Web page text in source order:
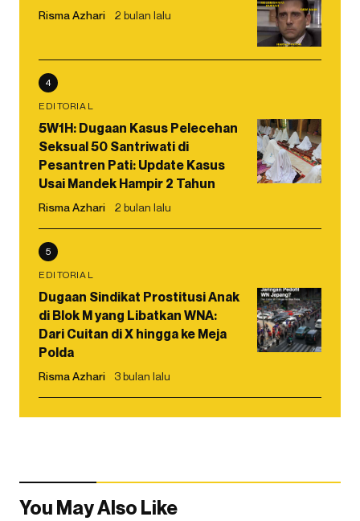
Risma Azhari 2 bulan lalu
4
EDITORIAL
5W1H: Dugaan Kasus Pelecehan
Seksual 50 Santriwati di
Pesantren Pati: Update Kasus
Usai Mandek Hampir 2 Tahun
Risma Azhari 2 bulan lalu
5
EDITORIAL
Dugaan Sindikat Prostitusi Anak
di Blok M yang Libatkan WNA:
Dari Cuitan di X hingga ke Meja
Polda
Risma Azhari 3 bulan lalu
You May Also Like